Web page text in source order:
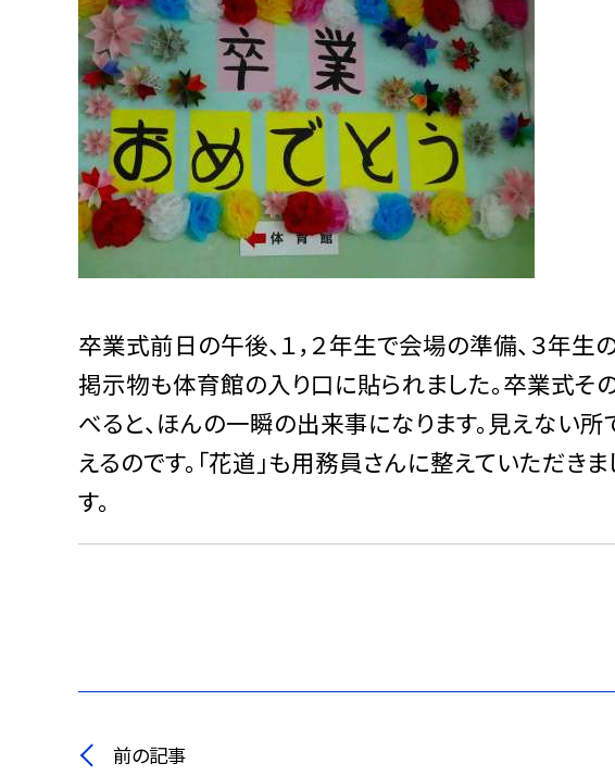
卒業式前日の午後、１，２年生で会場の準備、３年
掲示物も体育館の入り口に貼られました。卒業式
べると、ほんの一瞬の出来事になります。見えない
えるのです。「花道」も用務員さんに整えていただき
す。
前の記事